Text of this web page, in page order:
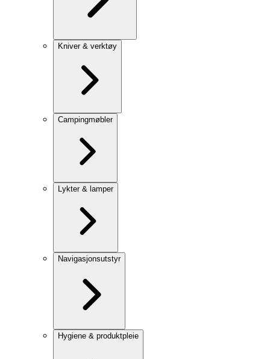
Kniver & verktøy
Campingmøbler
Lykter & lamper
Navigasjonsutstyr
Hygiene & produktpleie